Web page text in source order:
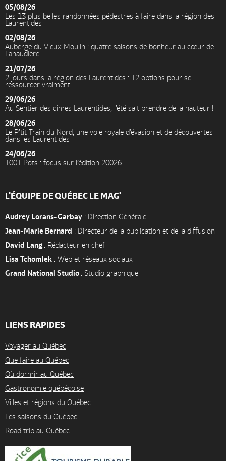
05/08/26
Les 13 plus belles randonnées pédestres à faire dans la région des
Laurentides
02/08/26
Auberge du Vieux-Moulin : quatre saisons de bonheur au cœur de
Lanaudière
21/07/26
2 jours dans la région des Laurentides : 12 options pour se
ressourcer vraiment
29/06/26
Au Sentier des cimes Laurentides, l’été sait prendre de la hauteur !
28/06/26
Le P’tit Train du Nord, une voie royale d’évasion et de découvertes
dans les Laurentides
24/06/26
1001 Pots : focus sur l’édition 20026
L'ÉQUIPE DE QUÉBEC LE MAG'
Audrey Lorans-Garbay : Direction Générale
Jean-Marie Bernard : Directeur de la publication et de la diffusion
David Lang : Rédacteur en chef
Lisa Tchomlek : Web et réseaux sociaux
Grand National Studio : Studio graphique
LIENS RAPIDES
Voyager au Québec
Que faire au Québec
Où dormir au Québec
Gastronomie québécoise
Villes et régions du Québec
Les saisons du Québec
Road trip au Québec